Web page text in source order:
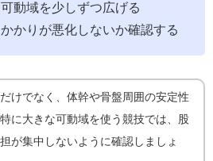
動域を少しずつ広げる
かりが悪化しないか確認する
けでなく、体幹や骨盤周囲の安定性
に大きな可動域を使う競技では、股
が集中しないように確認しましょ